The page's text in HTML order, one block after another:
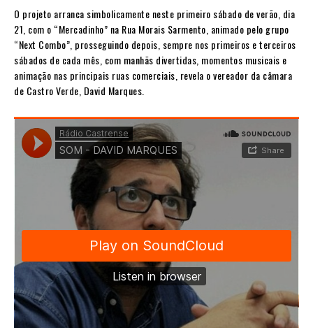
O projeto arranca simbolicamente neste primeiro sábado de verão, dia
21, com o “Mercadinho” na Rua Morais Sarmento, animado pelo grupo
“Next Combo”, prosseguindo depois, sempre nos primeiros e terceiros
sábados de cada mês, com manhãs divertidas, momentos musicais e
animação nas principais ruas comerciais, revela o vereador da câmara
de Castro Verde, David Marques.